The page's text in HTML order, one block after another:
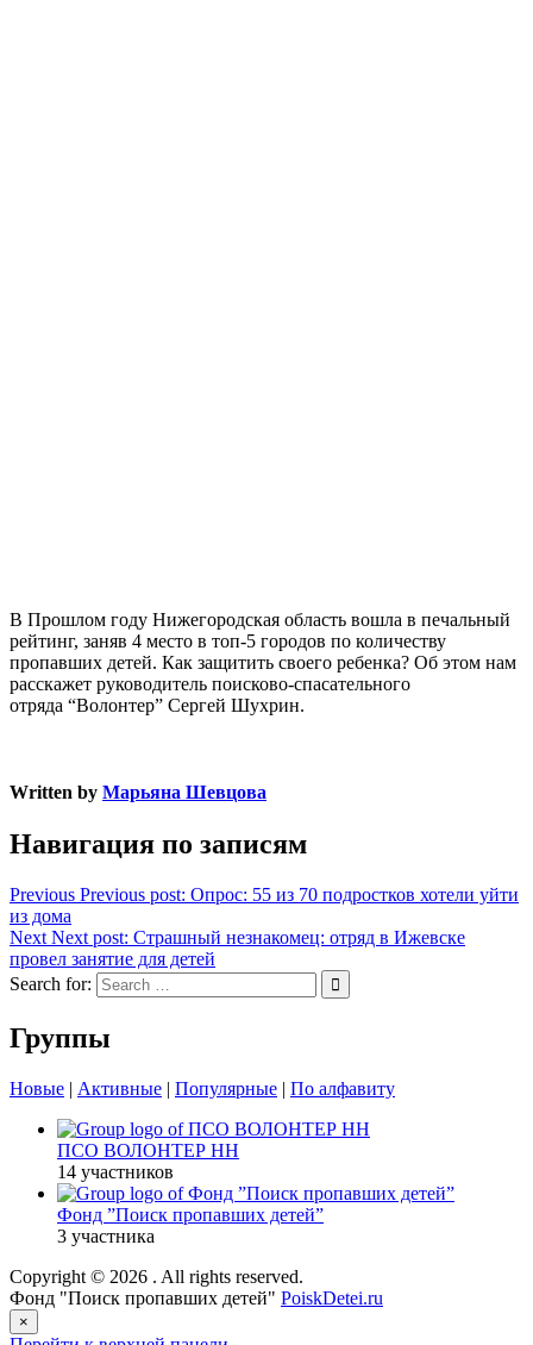
В Прошлом году Нижегородская область вошла в печальный
рейтинг, заняв 4 место в топ-5 городов по количеству
пропавших детей. Как защитить своего ребенка? Об этом нам
расскажет руководитель поисково-спасательного
отряда “Волонтер” Сергей Шухрин.
Written by Марьяна Шевцова
Навигация по записям
Previous Previous post: Опрос: 55 из 70 подростков хотели уйти
из дома
Next Next post: Страшный незнакомец: отряд в Ижевске
провел занятие для детей
Search for:
Группы
Новые | Активные | Популярные | По алфавиту
ПСО ВОЛОНТЕР НН
14 участников
Фонд ”Поиск пропавших детей”
3 участника
Copyright © 2026 . All rights reserved.
Фонд "Поиск пропавших детей" PoiskDetei.ru
×